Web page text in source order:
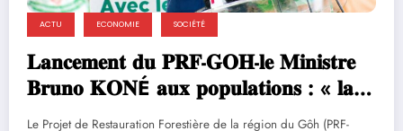
ACTU ECONOMIE SOCIÉTÉ
𝐋𝐚𝐧𝐜𝐞𝐦𝐞𝐧𝐭 𝐝𝐮 𝐏𝐑𝐅-𝐆𝐎𝐇-𝐥𝐞 𝐌𝐢𝐧𝐢𝐬𝐭𝐫𝐞
𝐁𝐫𝐮𝐧𝐨 𝐊𝐎𝐍É 𝐚𝐮𝐱 𝐩𝐨𝐩𝐮𝐥𝐚𝐭𝐢𝐨𝐧𝐬 : « 𝐥𝐚
𝐫𝐞𝐬𝐭𝐚𝐮𝐫𝐚𝐭𝐢𝐨𝐧 𝐝𝐮𝐫𝐚𝐛𝐥𝐞 𝐝𝐞𝐬 𝐩𝐚𝐲𝐬𝐚𝐠𝐞𝐬
Le Projet de Restauration Forestière de la région du Gôh (PRF-